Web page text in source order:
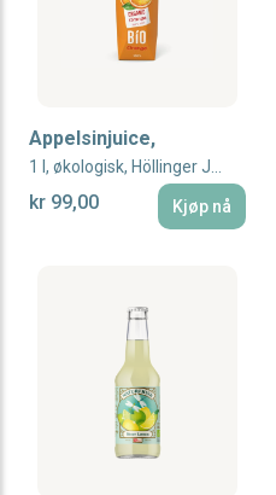
Appelsinjuice,
kr 99,00 Kjøp nå